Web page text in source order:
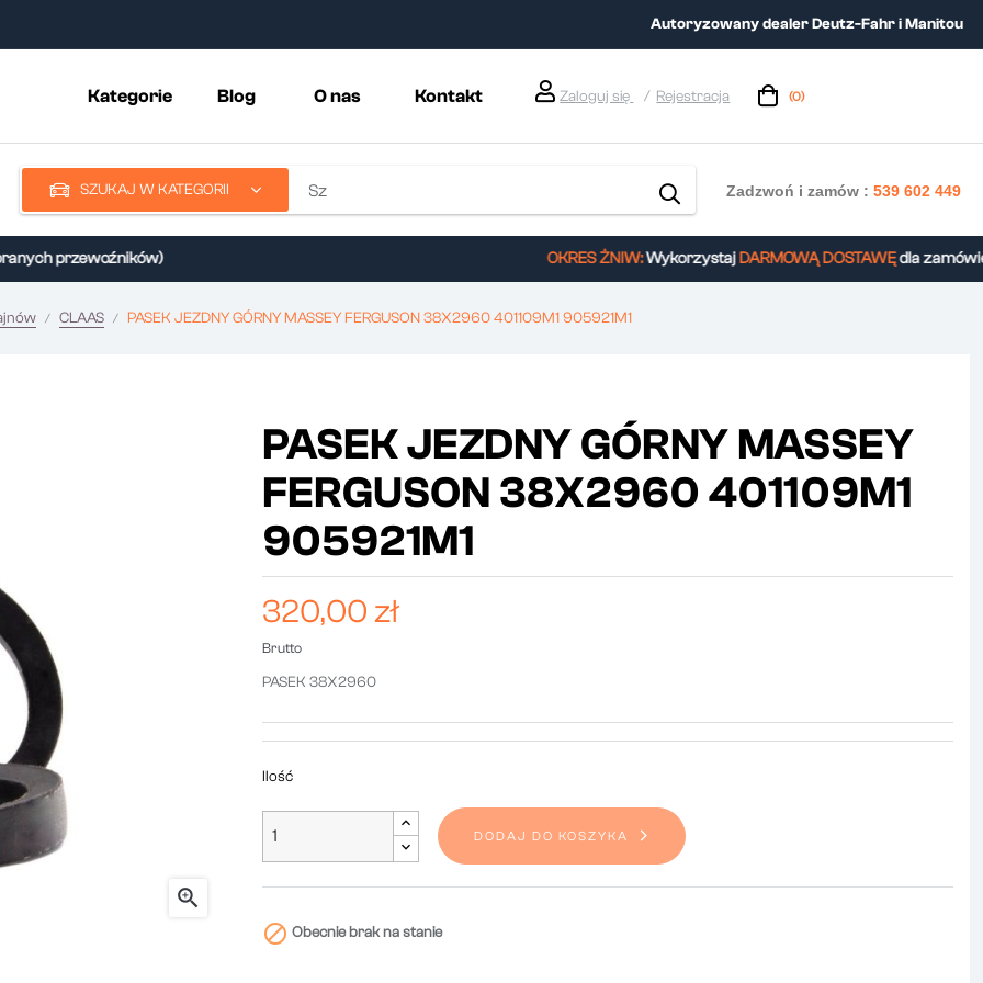
Autoryzowany dealer Deutz-Fahr i Manitou
Kategorie Blog O nas Kontakt Zaloguj się Rejestracja (0)
SZUKAJ W KATEGORII Zadzwoń i zamów :539 602 449
przewoźników) OKRES ŻNIW:WykorzystajDARMOWĄ DOSTAWĘdla zamówień
CLAAS PASEK JEZDNY GÓRNY MASSEY FERGUSON 38X2960 401109M1 905921M1

PASEK JEZDNY GÓRNY MASSEY
FERGUSON 38X2960 401109M1
905921M1
320,00 zł
Brutto
PASEK 38X2960
Ilość
DODAJ DO KOSZYKA
 Obecnie brak na stanie